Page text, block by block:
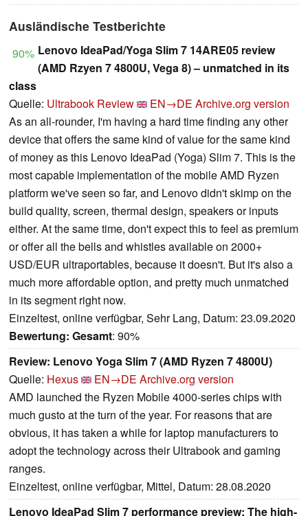
Ausländische Testberichte
90% Lenovo IdeaPad/Yoga Slim 7 14ARE05 review
(AMD Rzyen 7 4800U, Vega 8) – unmatched in its
class
Quelle: Ultrabook Review EN→DE Archive.org version
As an all-rounder, I'm having a hard time finding any other
device that offers the same kind of value for the same kind
of money as this Lenovo IdeaPad (Yoga) Slim 7. This is the
most capable implementation of the mobile AMD Ryzen
platform we've seen so far, and Lenovo didn't skimp on the
build quality, screen, thermal design, speakers or inputs
either. At the same time, don't expect this to feel as premium
or offer all the bells and whistles available on 2000+
USD/EUR ultraportables, because it doesn't. But it's also a
much more affordable option, and pretty much unmatched
in its segment right now.
Einzeltest, online verfügbar, Sehr Lang, Datum: 23.09.2020
Bewertung: Gesamt: 90%
Review: Lenovo Yoga Slim 7 (AMD Ryzen 7 4800U)
Quelle: Hexus EN→DE Archive.org version
AMD launched the Ryzen Mobile 4000-series chips with
much gusto at the turn of the year. For reasons that are
obvious, it has taken a while for laptop manufacturers to
adopt the technology across their Ultrabook and gaming
ranges.
Einzeltest, online verfügbar, Mittel, Datum: 28.08.2020
Lenovo IdeaPad Slim 7 performance preview: The high-